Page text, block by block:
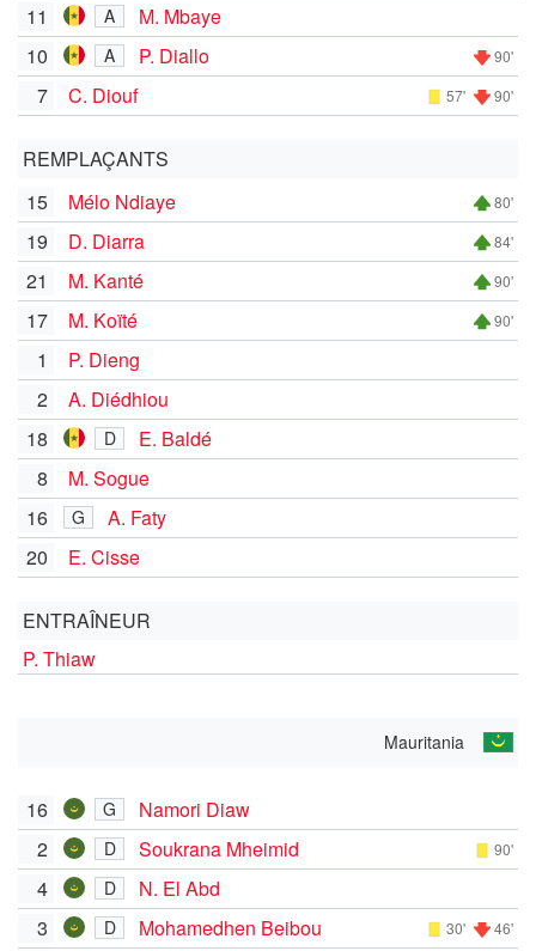
11
A
M. Mbaye
10
A P. Diallo 90'
7 C. Diouf 57' 90'
REMPLAÇANTS
15
Mélo Ndiaye 80'
19 D. Diarra 84'
21 M. Kanté 90'
17 M. Koïté 90'
1
P. Dieng
2
A. Diédhiou
18
D
E. Baldé
8
M. Sogue
16
G
A. Faty
20
E. Cisse
ENTRAÎNEUR
P. Thiaw
Mauritania
16 G
Namori Diaw
2
D Soukrana Mheimid 90'
4 D
N. El Abd
3
D Mohamedhen Beibou 30' 46'